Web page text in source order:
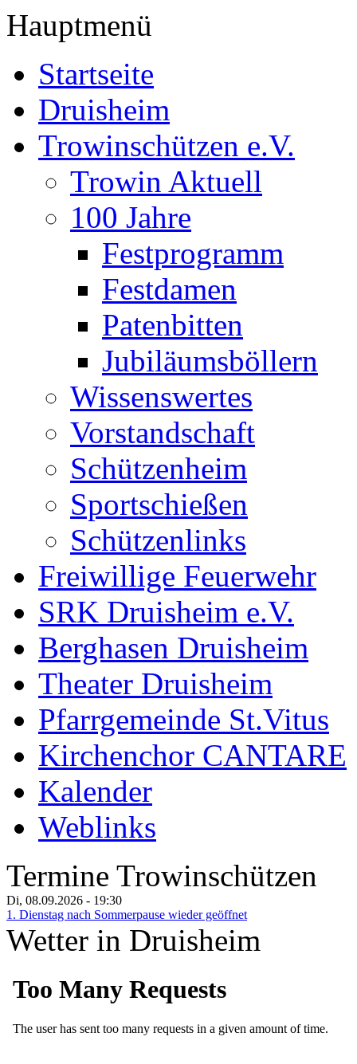
Hauptmenü
Startseite
Druisheim
Trowinschützen e.V.
Trowin Aktuell
100 Jahre
Festprogramm
Festdamen
Patenbitten
Jubiläumsböllern
Wissenswertes
Vorstandschaft
Schützenheim
Sportschießen
Schützenlinks
Freiwillige Feuerwehr
SRK Druisheim e.V.
Berghasen Druisheim
Theater Druisheim
Pfarrgemeinde St.Vitus
Kirchenchor CANTARE
Kalender
Weblinks
Termine Trowinschützen
Di, 08.09.2026 - 19:30
1. Dienstag nach Sommerpause wieder geöffnet
Wetter in Druisheim